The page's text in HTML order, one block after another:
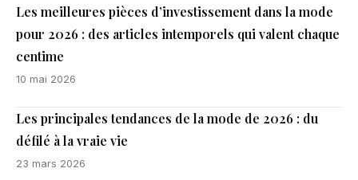
Les meilleures pièces d’investissement dans la mode
pour 2026 : des articles intemporels qui valent chaque
centime
10 mai 2026
Les principales tendances de la mode de 2026 : du
défilé à la vraie vie
23 mars 2026